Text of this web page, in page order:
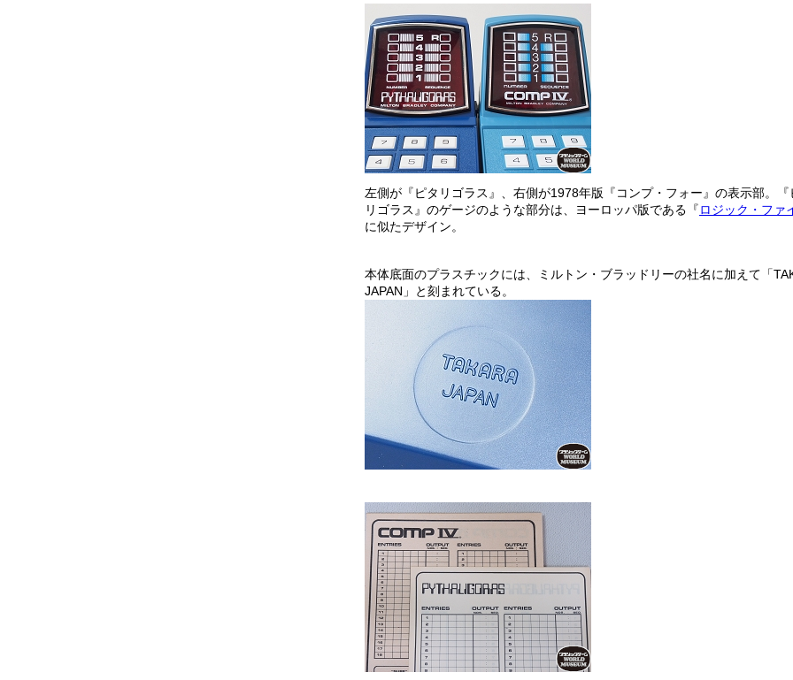
左側が『ピタリゴラス』、右側が1978年版『コンプ・フォー』の表示部。『
リゴラス』のゲージのような部分は、ヨーロッパ版である『ロジック・ファ
に似たデザイン。
本体底面のプラスチックには、ミルトン・ブラッドリーの社名に加えて「
JAPAN」と刻まれている。